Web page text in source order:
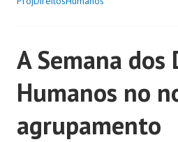
A Semana
Humanos no
agrupamento